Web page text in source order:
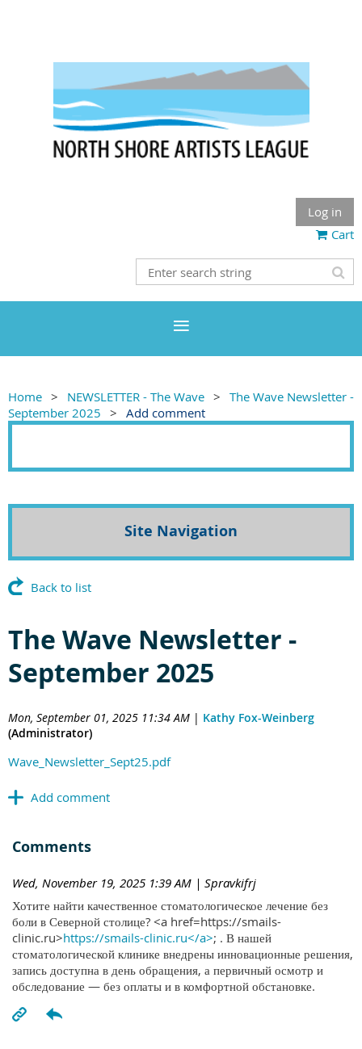
Log in
Cart
Home NEWSLETTER - The Wave
The Wave Newsletter -
September 2025
Add comment
Site Navigation
Back to list
The Wave Newsletter -
September 2025
Mon, September 01, 2025 11:34 AM | Kathy Fox-Weinberg
(Administrator)
Wave_Newsletter_Sept25.pdf
Comments
Wed, November 19, 2025 1:39 AM | Spravkifrj
Хотите найти качественное стоматологическое лечение без
боли в Северной столице? <a href=https://smails-
clinic.ru>https://smails-clinic.ru</a>; . В нашей
стоматологической клинике внедрены инновационные решения,
запись доступна в день обращения, а первичный осмотр и
обследование — без оплаты и в комфортной обстановке.